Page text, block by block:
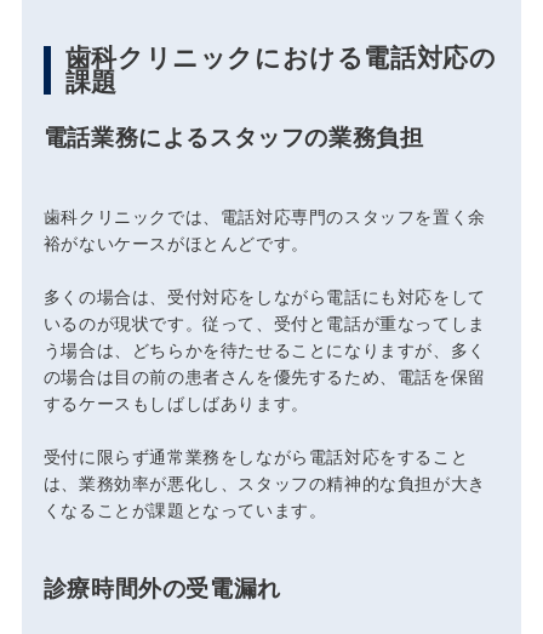
歯科クリニックにおける電話対応の
課題
電話業務によるスタッフの業務負担
歯科クリニックでは、電話対応専門のスタッフを置く余
裕がないケースがほとんどです。
多くの場合は、受付対応をしながら電話にも対応をして
いるのが現状です。従って、受付と電話が重なってしま
う場合は、どちらかを待たせることになりますが、多く
の場合は目の前の患者さんを優先するため、電話を保留
するケースもしばしばあります。
受付に限らず通常業務をしながら電話対応をすること
は、業務効率が悪化し、スタッフの精神的な負担が大き
くなることが課題となっています。
診療時間外の受電漏れ